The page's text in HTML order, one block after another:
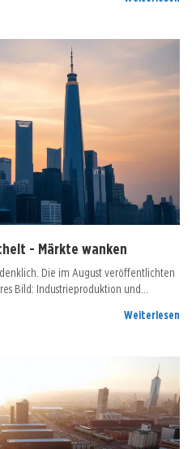
- Märkte wanken
Die im August veröffentlichten
Bild: Industrieproduktion und…
Weiterlesen